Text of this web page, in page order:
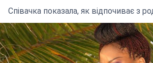
Співачка показала, як відпочиває з